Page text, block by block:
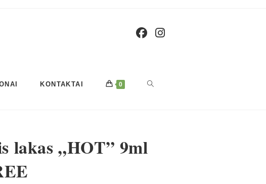
KONTAKTAI 0 TOGGLE
lakas „HOT” 9ml